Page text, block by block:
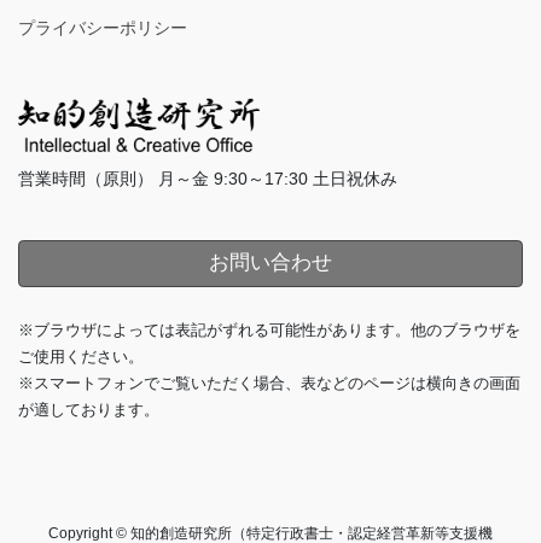
プライバシーポリシー
営業時間（原則） 月～金 9:30～17:30 土日祝休み
お問い合わせ
※ブラウザによっては表記がずれる可能性があります。他のブラウザを
ご使用ください。
※スマートフォンでご覧いただく場合、表などのページは横向きの画面
が適しております。
Copyright © 知的創造研究所（特定行政書士・認定経営革新等支援機